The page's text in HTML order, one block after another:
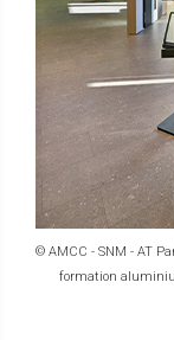
© AMCC - SNM - AT
formation